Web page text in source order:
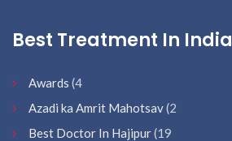
Best Treatment In India
Awards (4
Azadi ka Amrit Mahotsav(2
Best Doctor In Hajipur(19